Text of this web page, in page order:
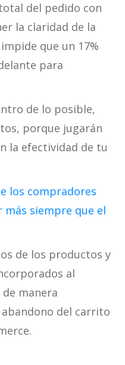
del pedido con
la claridad de la
que un 17%
para
de lo posible,
porque jugarán
la efectividad de tu
los compradores
siempre que el
de los productos y
al
manera
del carrito